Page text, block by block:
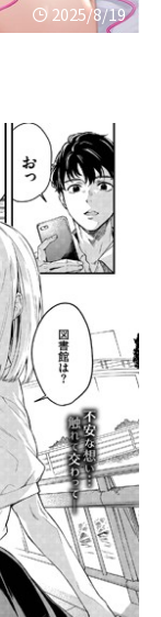
2025/8/19